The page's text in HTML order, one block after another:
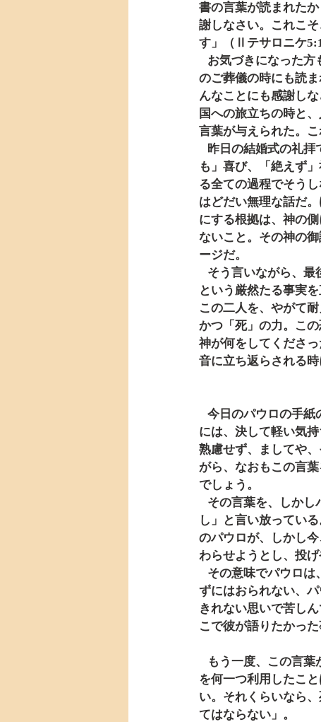
書の言葉が読まれた
謝しなさい。これこ
す」（Ⅱテサロニケ
のご葬儀の時にも読
んなことにも感謝し
国への旅立ちの時と
言葉が与えられた。こ
も」喜び、「絶えず
る全ての過程でそう
はどだい無理な話だ
にする根拠は、神の
ないこと。その神の
ージだ。
という厳然たる事実
この二人を、やがて
かつ「死」の力。こ
神が何をしてくださ
音に立ち返らされる
には、決して軽い気
熟慮せず、ましてや
がら、なおもこの言
でしょう。
し」と言い放ってい
のパウロが、しかし
わらせようとし、投げ
ずにはおられない、
きれない思いで苦し
こで彼が語りたかっ
を何一つ利用したこ
い。それくらいなら
てはならない」。